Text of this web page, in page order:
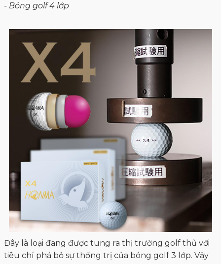
Đây là loại đang được tung ra thị trường golf thủ với
tiêu chí phá bỏ sự thống trị của bóng golf 3 lớp. Vậy
bóng golf 4 lớp có cấu tạo như thế nào? Cụ thể:
Phần vỏ: Lớp ngoài cùng cũng là lớp có độ dày thấp
nhất. Chất liệu làm vỏ làm từ Urethane khác với hầu
hết các loại còn lại. Có khoảng từ 300 tới 500 vết lõm
trên vỏ nhằm giúp tăng cảm giác khi chơi cũng đồng
thời giúp bóng có độ bền cao hơn.
Phần giữa: Với mục đích tăng khoảng cách cho các cú
đánh nhưng vẫn đảm bảo cảm giác ổn định khi đánh
bóng.